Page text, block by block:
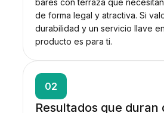
de forma legal y atractiva. Si
durabilidad y un servicio llave
producto es para ti.
02
Resultados que duran